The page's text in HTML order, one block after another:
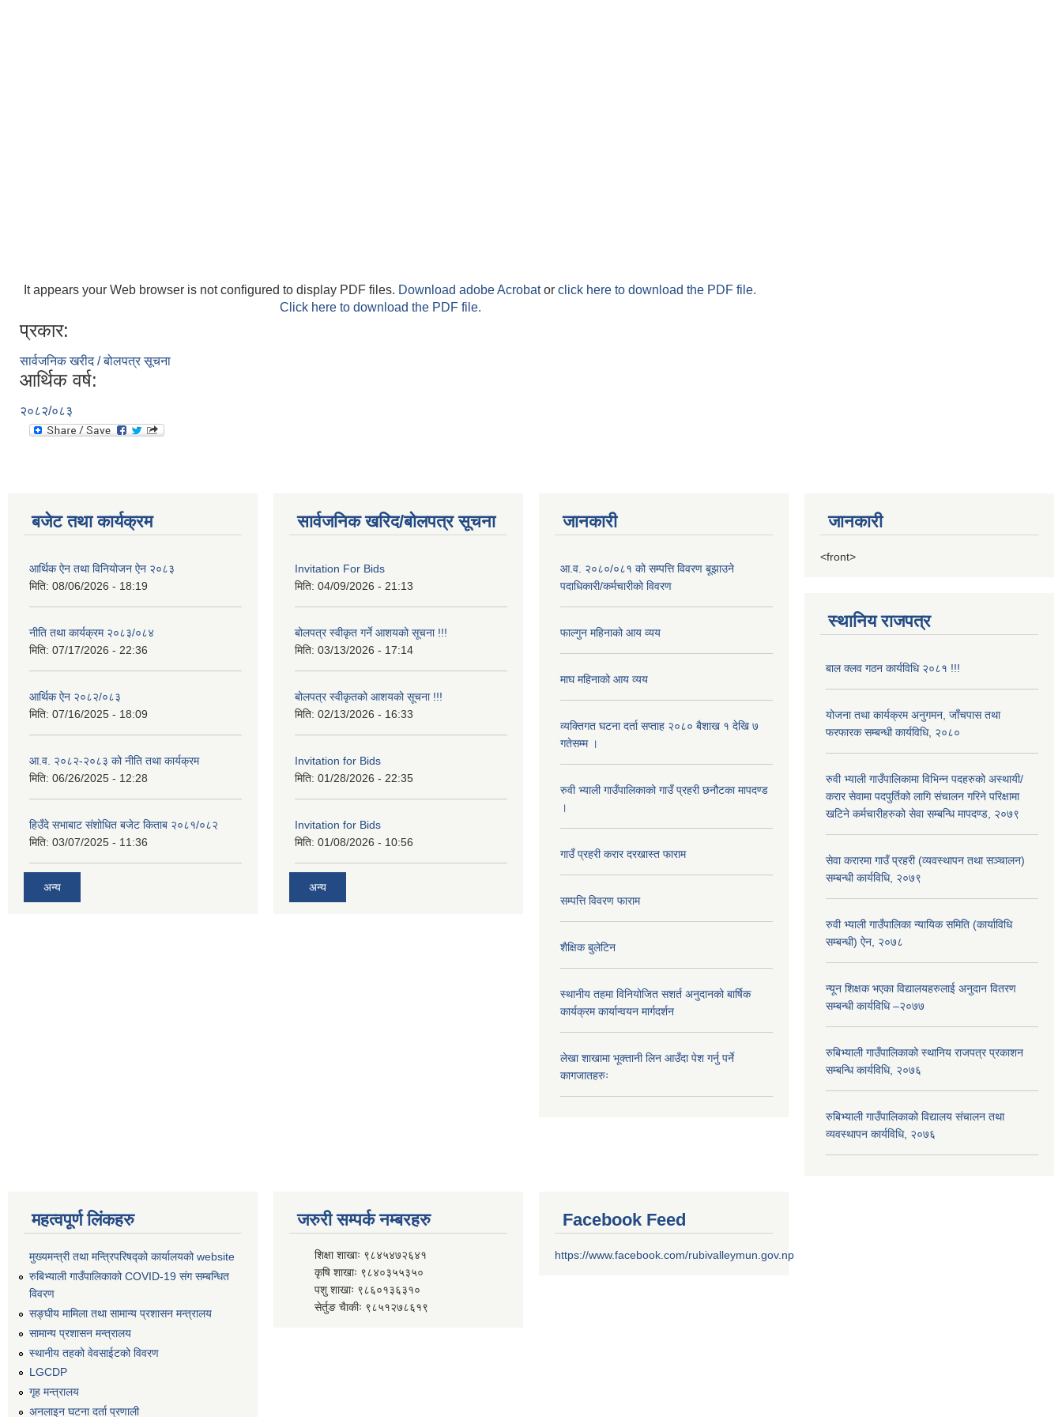
It appears your Web browser is not configured to display PDF files. Download adobe Acrobator click here to download the PDF file.
Click here to download the PDF file.
प्रकार:
सार्वजनिक खरीद / बोलपत्र सूचना
आर्थिक वर्ष:
२०८२/०८३
बजेट तथा कार्यक्रम
आर्थिक ऐन तथा विनियोजन ऐन २०८३
मिति: 08/06/2026 - 18:19
नीति तथा कार्यक्रम २०८३/०८४
मिति: 07/17/2026 - 22:36
आर्थिक ऐन २०८२/०८३
मिति: 07/16/2025 - 18:09
आ.व. २०८२-२०८३ को नीति तथा कार्यक्रम
मिति: 06/26/2025 - 12:28
हिउँदे सभाबाट संशोधित बजेट किताब २०८१/०८२
मिति: 03/07/2025 - 11:36
अन्य
सार्वजनिक खरिद/बोलपत्र सूचना
Invitation For Bids
मिति: 04/09/2026 - 21:13
बोलपत्र स्वीकृत गर्ने आशयको सूचना !!!
मिति: 03/13/2026 - 17:14
बोलपत्र स्वीकृतको आशयको सूचना !!!
मिति: 02/13/2026 - 16:33
Invitation for Bids
मिति: 01/28/2026 - 22:35
Invitation for Bids
मिति: 01/08/2026 - 10:56
अन्य
जानकारी
आ.व. २०८०/०८१ को सम्पत्ति विवरण बूझाउने
पदाधिकारी/कर्मचारीको विवरण
फाल्गुन महिनाको आय व्यय
माघ महिनाको आय व्यय
व्यक्तिगत घटना दर्ता सप्ताह २०८० बैशाख १ देखि ७
गतेसम्म ।
रुवी भ्याली गाउँपालिकाको गाउँ प्रहरी छनौटका मापदण्ड
।
गाउँ प्रहरी करार दरखास्त फाराम
सम्पत्ति विवरण फाराम
शैक्षिक बुलेटिन
स्थानीय तहमा विनियोजित सशर्त अनुदानको बार्षिक
कार्यक्रम कार्यान्वयन मार्गदर्शन
लेखा शाखामा भूक्तानी लिन आउँदा पेश गर्नु पर्ने
कागजातहरुः
जानकारी
<front>
स्थानिय राजपत्र
बाल क्लव गठन कार्यविधि २०८१ !!!
योजना तथा कार्यक्रम अनुगमन, जाँचपास तथा
फरफारक सम्बन्धी कार्यविधि, २०८०
रुवी भ्याली गाउँपालिकामा विभिन्न पदहरुको अस्थायी/
करार सेवामा पदपुर्तिको लागि संचालन गरिने परिक्षामा
खटिने कर्मचारीहरुको सेवा सम्बन्धि मापदण्ड, २०७९
सेवा करारमा गाउँ प्रहरी (व्यवस्थापन तथा सञ्चालन)
सम्बन्धी कार्यविधि, २०७९
रुवी भ्याली गाउँपालिका न्यायिक समिति (कार्याविधि
सम्बन्धी) ऐन, २०७८
न्यून शिक्षक भएका ‍विद्यालयहरुलाई अनुदान वितरण
सम्बन्धी कार्यविधि –२०७७
रुबिभ्याली गाउँपालिकाको स्थानिय राजपत्र प्रकाशन
सम्बन्धि कार्यविधि, २०७६
रुबिभ्याली गाउँपालिकाको विद्यालय संचालन तथा
व्यवस्थापन कार्यविधि, २०७६
महत्वपूर्ण लिंकहरु
मुख्यमन्त्री तथा मन्त्रिपरिषद्को कार्यालयको website
रुबिभ्याली गाउँपालिकाको COVID-19 संग सम्बन्धित
विवरण
सङ्‍घीय मामिला तथा सामान्य प्रशासन मन्त्रालय
सामान्य प्रशासन मन्त्रालय
स्थानीय तहको वेवसाईटको विवरण
LGCDP
गृह मन्त्रालय
अनलाइन घटना दर्ता प्रणाली
जरुरी सम्पर्क नम्बरहरु
शिक्षा शाखाः ९८४५४७२६४१
कृषि शाखाः ९८४०३५५३५०
पशु शाखाः ९८६०१३६३१०
सेर्तुङ चैाकीः ९८५१२७८६१९
Facebook Feed
https://www.facebook.com/rubivalleymun.gov.np